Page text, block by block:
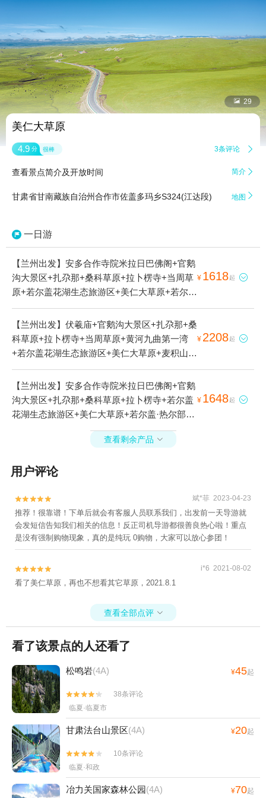
 29
美仁大草原
4.9 分 很棒 3条评论 
查看景点简介及开放时间 简介 
甘肃省甘南藏族自治州合作市佐盖多玛乡S324(江达段) 地图 
一日游
【兰州出发】安多合作寺院米拉日巴佛阁+官鹅
沟大景区+扎尕那+桑科草原+拉卜楞寺+当周草
原+若尔盖花湖生态旅游区+美仁大草原+若尔盖·
热尔部落梅花鹿生态园景区+哈达铺红军长征纪
念馆6日游
¥ 1618起 
【兰州出发】伏羲庙+官鹅沟大景区+扎尕那+桑
科草原+拉卜楞寺+当周草原+黄河九曲第一湾
+若尔盖花湖生态旅游区+美仁大草原+麦积山石
窟+若尔盖·热尔部落梅花鹿生态园景区+腊子口
景区8日游
¥ 2208起 
【兰州出发】安多合作寺院米拉日巴佛阁+官鹅
沟大景区+扎尕那+桑科草原+拉卜楞寺+若尔盖
花湖生态旅游区+美仁大草原+若尔盖·热尔部落
梅花鹿生态园景区+哈达铺红军长征纪念馆+桑科
¥ 1648起 
查看剩余产品 
用户评论

 斌*菲 2023-04-23
推荐！很靠谱！下单后就会有客服人员联系我们，出发前一天导游就
会发短信告知我们相关的信息！反正司机导游都很善良热心啦！重点
是没有强制购物现象，真的是纯玩 0购物，大家可以放心参团！

 i*6 2021-08-02
看了美仁草原，再也不想看其它草原，2021.8.1
查看全部点评 
看了该景点的人还看了
松鸣岩(4A) ¥45起


38条评论
临夏·临夏市
甘肃法台山景区(4A) ¥20起


10条评论
临夏·和政
冶力关国家森林公园(4A) ¥70起